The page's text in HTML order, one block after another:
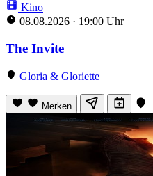
Kino
08.08.2026 · 19:00 Uhr
The Invite
Gloria & Gloriette
Merken